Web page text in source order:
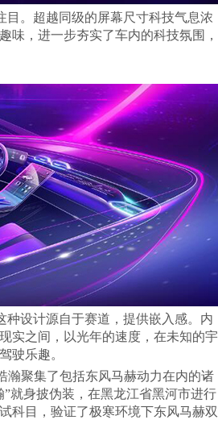
目。超越同级的屏幕尺寸科技气息浓
味，进一步夯实了车内的科技氛围，
种设计源自于赛道，提供嵌入感。内
实之间，以光年的速度，在未知的宇
驶乐趣。
瀚聚集了包括东风马赫动力在内的诸
就身披伪装，在黑龙江省黑河市进行
科目，验证了极寒环境下东风马赫双